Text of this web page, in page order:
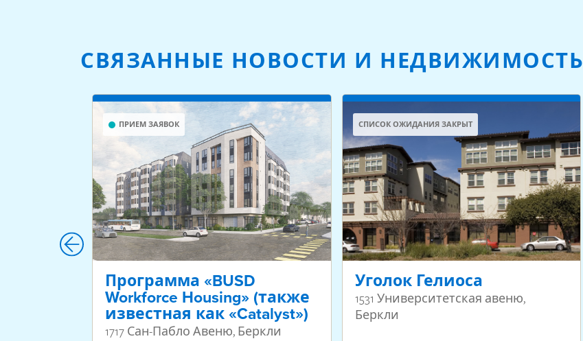
СВЯЗАННЫЕ НОВОСТИ И НЕДВИЖИМОСТЬ
ПРИЕМ ЗАЯВОК
Программа «BUSD
Workforce Housing» (также
известная как «Catalyst»)
1717 Сан-Пабло Авеню, Беркли
СПИСОК ОЖИДАНИЯ ЗАКРЫТ
Уголок Гелиоса
1531 Университетская авеню,
Беркли